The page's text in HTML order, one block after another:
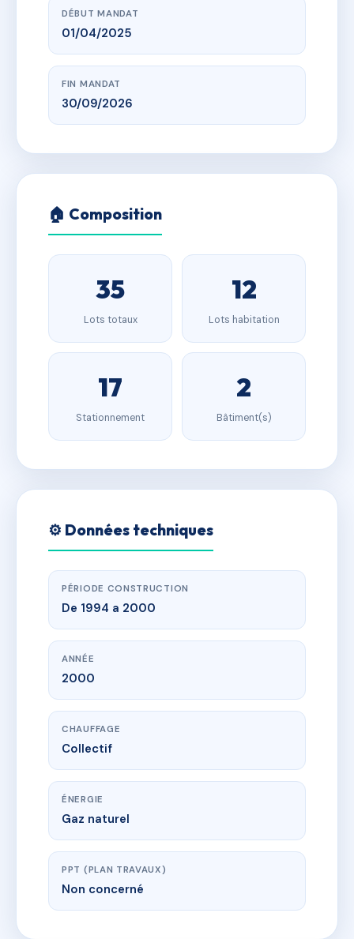
DÉBUT MANDAT
01/04/2025
FIN MANDAT
30/09/2026
🏠 Composition
35
Lots totaux
12
Lots habitation
17
Stationnement
2
Bâtiment(s)
⚙️ Données techniques
PÉRIODE CONSTRUCTION
De 1994 a 2000
ANNÉE
2000
CHAUFFAGE
Collectif
ÉNERGIE
Gaz naturel
PPT (PLAN TRAVAUX)
Non concerné